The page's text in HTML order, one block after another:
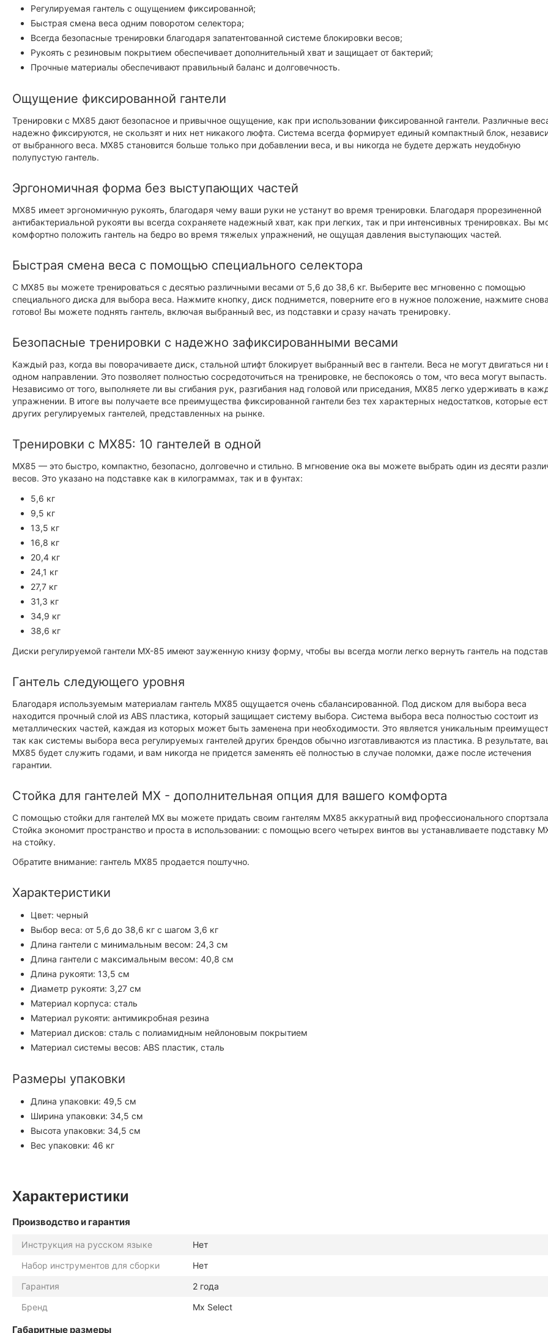
Регулируемая гантель с ощущением фиксированной;
Быстрая смена веса одним поворотом селектора;
Всегда безопасные тренировки благодаря запатентованной системе блокировки весов;
Рукоять с резиновым покрытием обеспечивает дополнительный хват и защищает от бактерий;
Прочные материалы обеспечивают правильный баланс и долговечность.
Ощущение фиксированной гантели
Тренировки с MX85 дают безопасное и привычное ощущение, как при использовании фиксированной гантели. Различные
надежно фиксируются, не скользят и них нет никакого люфта. Система всегда формирует единый компактный блок,
от выбранного веса. MX85 становится больше только при добавлении веса, и вы никогда не будете держать неудобную
полупустую гантель.
Эргономичная форма без выступающих частей
MX85 имеет эргономичную рукоять, благодаря чему ваши руки не устанут во время тренировки. Благодаря прорезиненной
антибактериальной рукояти вы всегда сохраняете надежный хват, как при легких, так и при интенсивных тренировках. Вы
комфортно положить гантель на бедро во время тяжелых упражнений, не ощущая давления выступающих частей.
Быстрая смена веса с помощью специального селектора
С MX85 вы можете тренироваться с десятью различными весами от 5,6 до 38,6 кг. Выберите вес мгновенно с помощью
специального диска для выбора веса. Нажмите кнопку, диск поднимется, поверните его в нужное положение, нажмите
готово! Вы можете поднять гантель, включая выбранный вес, из подставки и сразу начать тренировку.
Безопасные тренировки с надежно зафиксированными весами
Каждый раз, когда вы поворачиваете диск, стальной штифт блокирует выбранный вес в гантели. Веса не могут двигаться ни
одном направлении. Это позволяет полностью сосредоточиться на тренировке, не беспокоясь о том, что веса могут выпасть.
Независимо от того, выполняете ли вы сгибания рук, разгибания над головой или приседания, MX85 легко удерживать в
упражнении. В итоге вы получаете все преимущества фиксированной гантели без тех характерных недостатков, которые
других регулируемых гантелей, представленных на рынке.
Тренировки с MX85: 10 гантелей в одной
MX85 — это быстро, компактно, безопасно, долговечно и стильно. В мгновение ока вы можете выбрать один из десяти
весов. Это указано на подставке как в килограммах, так и в фунтах:
5,6 кг
9,5 кг
13,5 кг
16,8 кг
20,4 кг
24,1 кг
27,7 кг
31,3 кг
34,9 кг
38,6 кг
Диски регулируемой гантели MX-85 имеют зауженную книзу форму, чтобы вы всегда могли легко вернуть гантель на
Гантель следующего уровня
Благодаря используемым материалам гантель MX85 ощущается очень сбалансированной. Под диском для выбора веса
находится прочный слой из ABS пластика, который защищает систему выбора. Система выбора веса полностью состоит из
металлических частей, каждая из которых может быть заменена при необходимости. Это является уникальным
так как системы выбора веса регулируемых гантелей других брендов обычно изготавливаются из пластика. В результате,
MX85 будет служить годами, и вам никогда не придется заменять её полностью в случае поломки, даже после истечения
гарантии.
Стойка для гантелей MX - дополнительная опция для вашего комфорта
С помощью стойки для гантелей MX вы можете придать своим гантелям MX85 аккуратный вид профессионального
Стойка экономит пространство и проста в использовании: с помощью всего четырех винтов вы устанавливаете подставку
на стойку.
Обратите внимание: гантель MX85 продается поштучно.
Характеристики
Цвет: черный
Выбор веса: от 5,6 до 38,6 кг с шагом 3,6 кг
Длина гантели с минимальным весом: 24,3 см
Длина гантели с максимальным весом: 40,8 см
Длина рукояти: 13,5 см
Диаметр рукояти: 3,27 см
Материал корпуса: сталь
Материал рукояти: антимикробная резина
Материал дисков: сталь с полиамидным нейлоновым покрытием
Материал системы весов: ABS пластик, сталь
Размеры упаковки
Длина упаковки: 49,5 см
Ширина упаковки: 34,5 см
Высота упаковки: 34,5 см
Вес упаковки: 46 кг
Характеристики
Производство и гарантия
Инструкция на русском языке
Нет
Набор инструментов для сборки
Нет
Гарантия
2 года
Бренд
Mx Select
Габаритные размеры